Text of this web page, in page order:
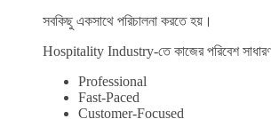
সবকিছু একসাথে পরিচালনা করতে হয়।
Hospitality Industry-তে কাজের পরিবেশ
Professional
Fast-Paced
Customer-Focused